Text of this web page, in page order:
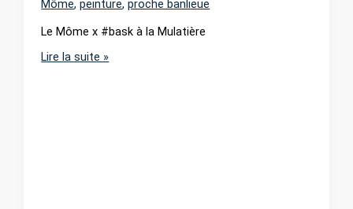
Môme,peinture,proche banlieue
Le Môme x #bask à la Mulatière
Le
Lire la suite »